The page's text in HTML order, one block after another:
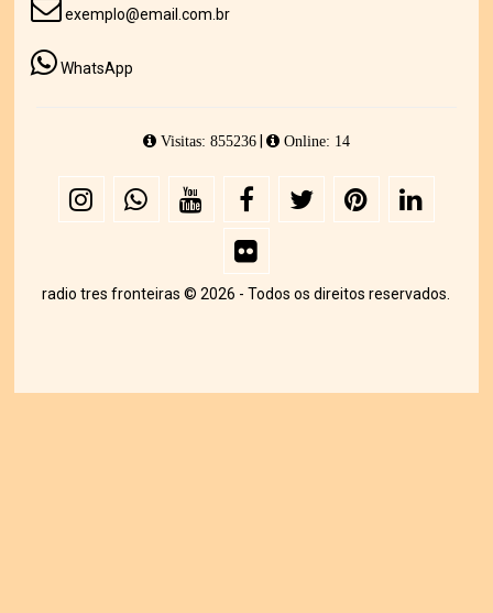
exemplo@email.com.br
WhatsApp
Visitas: 855236| Online: 14
radio tres fronteiras © 2026 - Todos os direitos reservados.